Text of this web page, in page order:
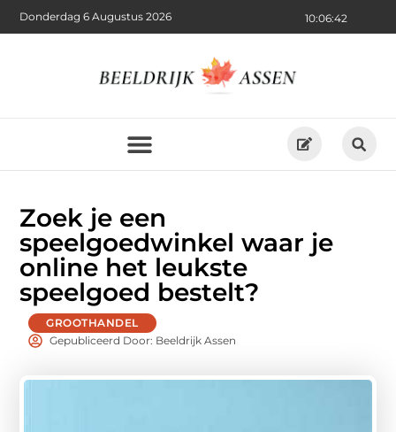
10:06:43
Donderdag 6 Augustus 2026
Zoek je een
speelgoedwinkel waar je
online het leukste
speelgoed bestelt?
GROOTHANDEL
Gepubliceerd Door: Beeldrijk Assen